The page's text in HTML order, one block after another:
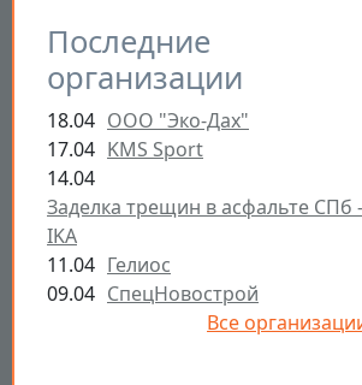
Последние
организации
18.04 ООО "Эко-Дах"
17.04 KMS Sport
14.04
Заделка трещин в асфальте СПб
IKA
11.04 Гелиос
09.04 СпецНовострой
Все